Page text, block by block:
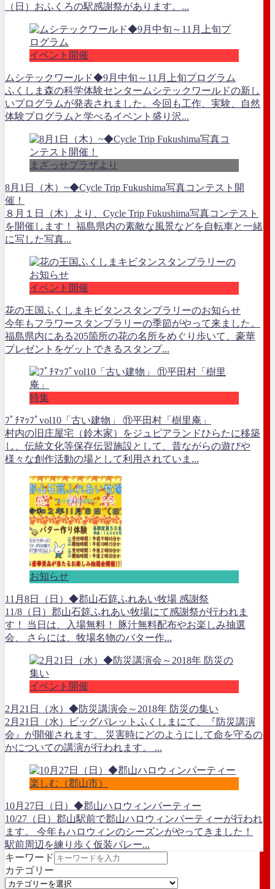
（日）おふくろの駅感謝祭があります。...
イベント開催
ムシテックワールド◆9月中旬～11月上旬プログラム
ふくしま森の科学体験センタームシテックワールドの新し
いプログラムが発表されました。今回も工作、実験、自然
体験プログラムと学べるイベント盛り沢...
まざっせプラザより
8月1日（木）~◆Cycle Trip Fukushima写真コンテスト開
催！
８月１日（木）より、Cycle Trip Fukushima写真コンテスト
を開催します！ 福島県内の素敵な風景などを自転車と一緒
に写した写真...
イベント開催
花の王国ふくしまキビタンスタンプラリーのお知らせ
今年もフラワースタンプラリーの季節がやって来ました。
福島県内にある205箇所の花の名所をめぐり歩いて、豪華
プレゼントをゲットできるスタンプ...
特集
ﾌﾟﾁﾏｯﾌﾟvol10「古い建物」 ⑪平田村「樹里庵」
村内の旧庄屋宅（鈴木家）をジュピアランドひらたに移築
し、伝統文化等保存伝習施設として、昔ながらの遊びや
様々な創作活動の場として利用されていま...
お知らせ
11月8日（日）◆郡山石筵ふれあい牧場 感謝祭
11/8（日）郡山石筵ふれあい牧場にて感謝祭が行われま
す！ 当日は、入場無料！ 豚汁無料配布やお楽しみ抽選
会、 さらには、牧場名物のバター作...
イベント開催
2月21日（水）◆防災講演会～2018年 防災の集い
2月21日（水）ビッグパレットふくしまにて、『防災講演
会』が開催されます。 災害時にどのようにして命を守るの
かについての講演が行われます。 ...
楽しむ（郡山市）
10月27日（日）◆郡山ハロウィンパーティー
10/27（日）郡山駅前で郡山ハロウィンパーティーが行われ
ます。 今年もハロウィンのシーズンがやってきました！
駅前周辺を練り歩く仮装パレー...
キーワード
カテゴリー